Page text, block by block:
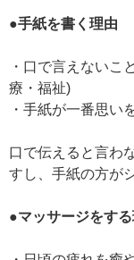
●手紙を書く理由
・口で言えないこ
療・福祉)
・手紙が一番思い
口で伝えると言わ
すし、手紙の方が
●マッサージをす